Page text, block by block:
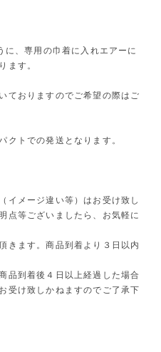
、専用の巾着に入れエアーに
ます。
ておりますのでご希望の際はご
クトでの発送となります。
イメージ違い等）はお受け致し
点等ございましたら、お気軽に
きます。商品到着より３日以内
品到着後４日以上経過した場合
受け致しかねますのでご了承下